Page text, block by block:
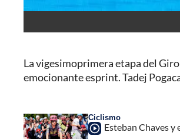
La vigesimoprimera etapa del
emocionante esprint. Tadej
Ciclismo
Esteban Chaves y